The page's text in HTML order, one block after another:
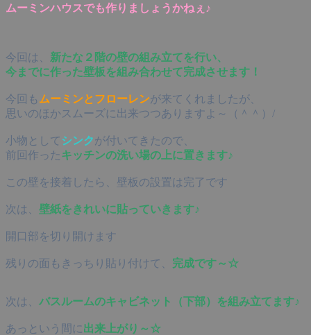
ムーミンハウスでも作りましょうかねぇ♪
今回は、 新たな２階の壁の組み立てを行い、
今までに作った壁板を組み合わせて完成させます！
今回も ムーミンとフローレンが来てくれましたが、
思いのほかスムーズに出来つつありますよ～（＾＾）/
小物として シンクが付いてきたので、
前回作ったキッチンの洗い場の上に置きます♪
この壁を接着したら、壁板の設置は完了です
次は、 壁紙をきれいに貼っていきます♪
開口部を切り開けます
残りの面もきっちり貼り付けて、 完成です～☆
次は、 バスルームのキャビネット（下部）を組み立てます♪
あっという間に 出来上がり～☆